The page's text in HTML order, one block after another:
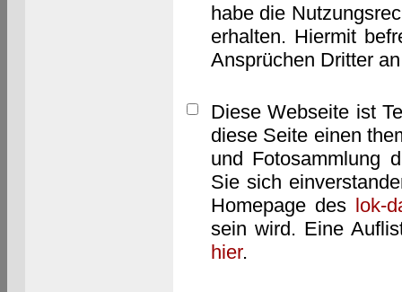
habe die
erhalten. Hiermit
Ansprüchen Dritter
Diese Webseite ist
diese Seite einen
und Fotosammlung
Sie sich
Homepage des lok-
sein wird. Eine
hier.